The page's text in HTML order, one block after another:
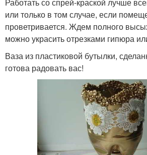
или только в том случае, если
проветривается. Ждем полного
можно украсить отрезками гипюра
Ваза из пластиковой бутылки,
готова радовать вас!